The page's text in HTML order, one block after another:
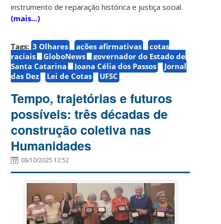
instrumento de reparação histórica e justiça social.
(mais…)
Tags: 3 Olhares ações afirmativas
cotas
raciais
GloboNews
governador do Estado de
Santa Catarina
Joana Célia dos Passos
Jornal
das Dez
Lei de Cotas UFSC
Tempo, trajetórias e futuros
possíveis: três décadas de
construção coletiva nas
Humanidades
08/10/2025 12:52